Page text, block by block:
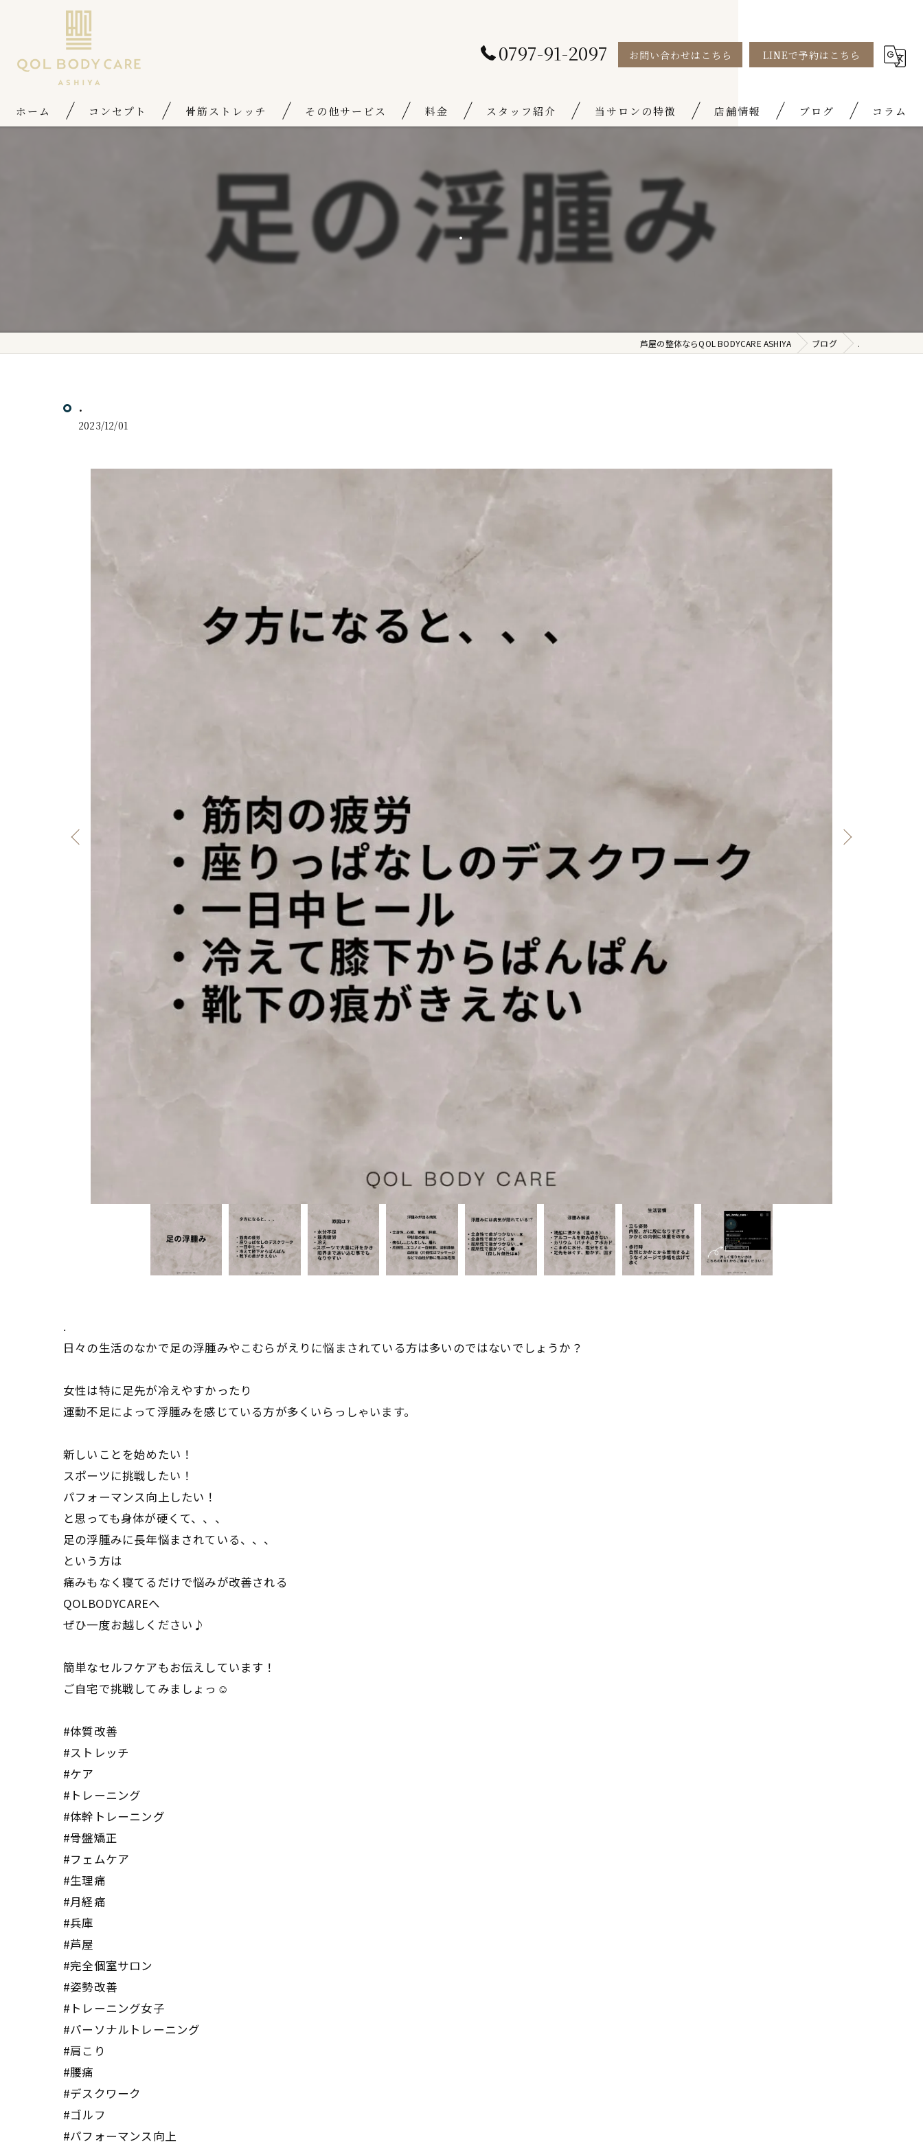
0797-91-2097 お問い合わせはこちら LINEで予約はこちら
ホーム コンセプト 骨筋ストレッチ その他サービス 料金
キャンペーン料金
スタッフ紹介 当サロンの特徴
フェムケア
体幹
可動域
店舗情報 ブログ コラム
.
芦屋の整体ならQOL BODYCARE ASHIYA ブログ .
.
2023/12/01
.
日々の生活のなかで足の浮腫みやこむらがえりに悩まされている方は多いのではないでしょうか？
女性は特に足先が冷えやすかったり
運動不足によって浮腫みを感じている方が多くいらっしゃいます。
新しいことを始めたい！
スポーツに挑戦したい！
パフォーマンス向上したい！
と思っても身体が硬くて、、、
足の浮腫みに長年悩まされている、、、
という方は
痛みもなく寝てるだけで悩みが改善される
QOLBODYCAREへ
ぜひ一度お越しください♪
簡単なセルフケアもお伝えしています！
ご自宅で挑戦してみましょっ☺️
#体質改善
#ストレッチ
#ケア
#トレーニング
#体幹トレーニング
#骨盤矯正
#フェムケア
#生理痛
#月経痛
#兵庫
#芦屋
#完全個室サロン
#姿勢改善
#トレーニング女子
#パーソナルトレーニング
#肩こり
#腰痛
#デスクワーク
#ゴルフ
#パフォーマンス向上